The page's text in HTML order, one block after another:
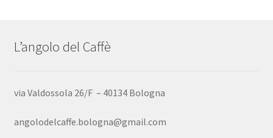
L’angolo del Caffè
via Valdossola 26/F – 40134 Bologna
angolodelcaffe.bologna@gmail.com